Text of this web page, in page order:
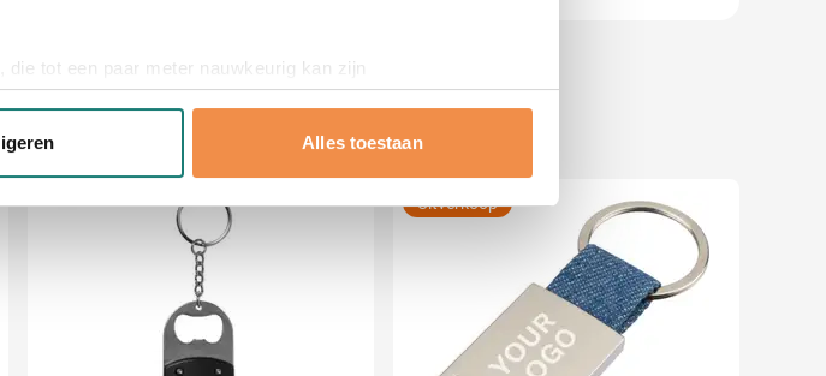
tot een paar meter nauwkeurig kan zijn
specifieke eigenschappen (fingerprinting)
om functies voor social media te bieden en om ons
uw gebruik van onze site met onze partners voor social
combineren met andere informatie die u aan ze heeft
van hun services.
Alles toestaan
Uitverkoop